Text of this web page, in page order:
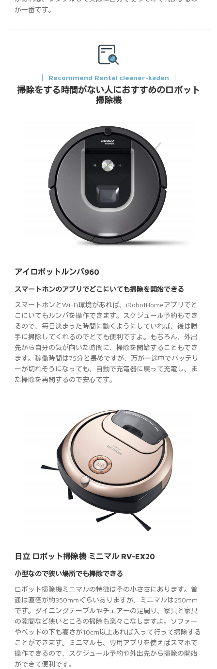
が一番です。
Recommend Rental cleaner-kaden
掃除をする時間がない人におすすめのロボット
掃除機
アイロボットルンバ960
スマートホンのアプリでどこにいても掃除を開始できる
スマートホンとWi-Fi環境があれば、iRobotHomeアプリでど
こにいてもルンバを操作できます。スケジュール予約もでき
るので、毎日決まった時間に動くようにしていれば、後は勝
手に掃除してくれるのでとても便利ですよ。もちろん、外出
先から自分の気が向いた時間に、掃除を開始することもでき
ます。稼働時間は75分と長めですが、万が一途中でバッテリ
ーが切れそうになっても、自動で充電器に戻って充電し、ま
た掃除を再開するので安心です。
日立 ロボット掃除機 ミニマル RV-EX20
小型なので狭い場所でも掃除できる
ロボット掃除機ミニマルの特徴はその小ささにあります。普
通は直径が約350mmぐらいありますが、ミニマルは250mm
です。ダイニングテーブルやチェアーの足周り、家具と家具
の隙間など狭いところの掃除も楽々こなしますよ。ソファー
やベッドの下も高さが10cm以上あれば入って行って掃除する
ことができます。ミニマルも、専用アプリを使えばスマホで
操作できるので、スケジュール予約や外出先から掃除の開始
ができて便利です。